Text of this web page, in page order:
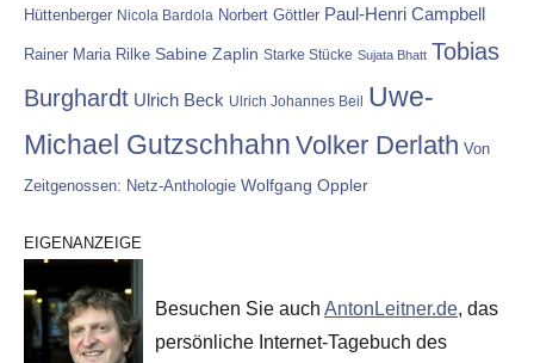
Hüttenberger Nicola Bardola Norbert Göttler Paul-Henri Campbell
Rainer Maria Rilke Sabine Zaplin Starke Stücke Sujata Bhatt Tobias
Burghardt Ulrich Beck Ulrich Johannes Beil Uwe-
Michael Gutzschhahn Volker Derlath Von
Zeitgenossen: Netz-Anthologie Wolfgang Oppler
EIGENANZEIGE
Besuchen Sie auch AntonLeitner.de, das
persönliche Internet-Tagebuch des